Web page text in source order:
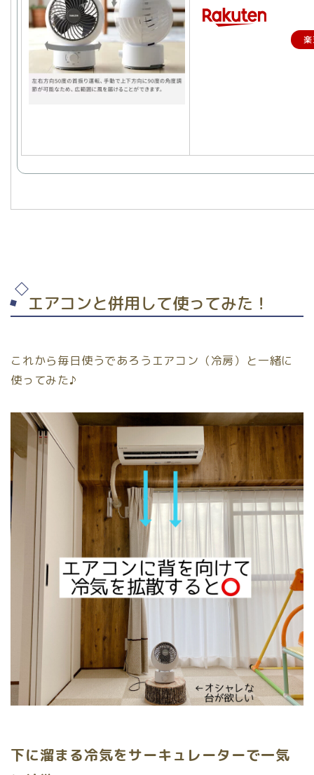
エアコンと併用して使ってみた！
これから毎日使うであろうエアコン（冷房）と一緒に
使ってみた♪
下に溜まる冷気をサーキュレーターで一気